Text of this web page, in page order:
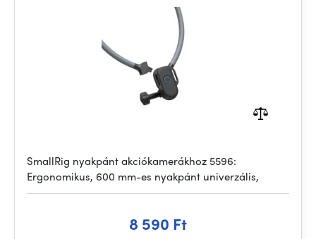
SmallRig nyakpánt akciókamerákhoz 5596:
Ergonomikus, 600 mm-es nyakpánt univerzális,
8 590 Ft